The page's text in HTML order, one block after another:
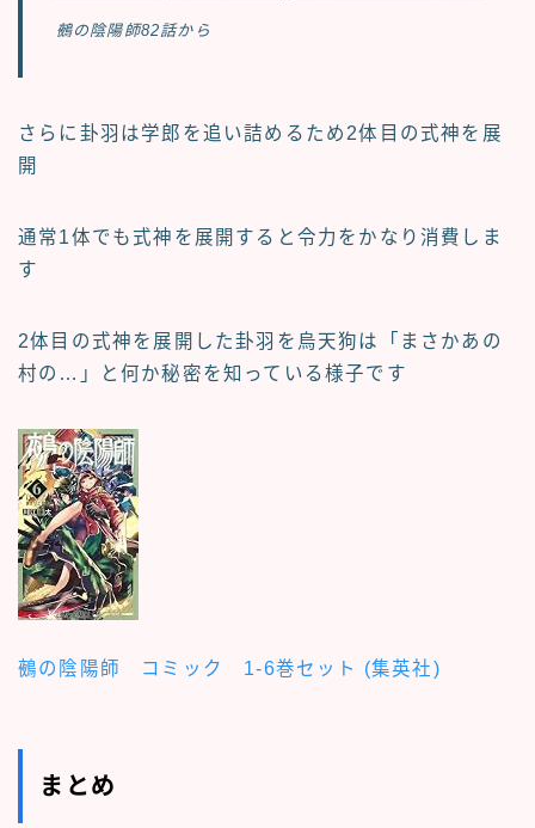
鵺の陰陽師82話から
さらに卦羽は学郎を追い詰めるため2体目の式神を展
開
通常1体でも式神を展開すると令力をかなり消費しま
す
2体目の式神を展開した卦羽を烏天狗は「まさかあの
村の…」と何か秘密を知っている様子です
鵺の陰陽師 コミック 1-6巻セット (集英社)
まとめ